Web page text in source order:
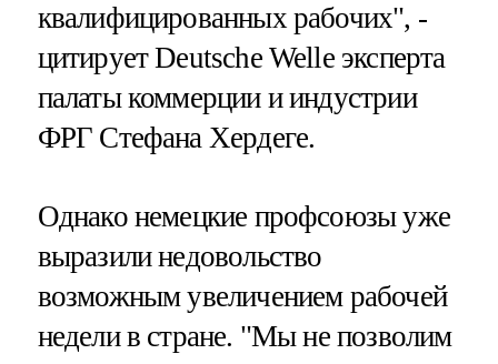
квалифицированных рабочих", -
цитирует Deutsche Welle эксперта
палаты коммерции и индустрии
ФРГ Стефана Хердеге.
Однако немецкие профсоюзы уже
выразили недовольство
возможным увеличением рабочей
недели в стране. "Мы не позволим